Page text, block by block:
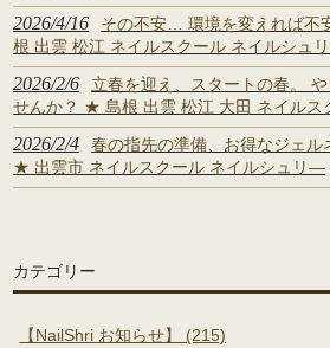
2026/4/16
その不安… 環境を変えれば不
根 出雲 松江 ネイルスクール ネイルシュ
2026/2/6
立春を迎え、スタートの春。
せんか？ ★ 島根 出雲 松江 大田 ネイル
2026/2/4
春の指先の準備、お得なジェル
★ 出雲市 ネイルスクール ネイルシュリ―
カテゴリー
【NailShri お知らせ】 (215)